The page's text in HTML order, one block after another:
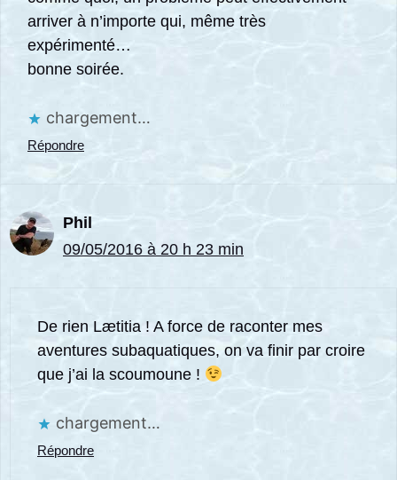
arriver à n’importe qui, même très
expérimenté…
bonne soirée.
chargement…
Répondre
Phil
09/05/2016 à 20 h 23 min
De rien Lætitia ! A force de raconter mes
aventures subaquatiques, on va finir par croire
que j’ai la scoumoune !
chargement…
Répondre